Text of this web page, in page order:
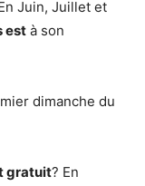
Juin, Juillet et
est à son
dimanche du
gratuit? En